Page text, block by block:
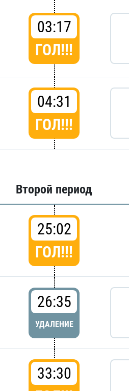
03:17
ГОЛ!!!
04:31
ГОЛ!!!
Второй период
25:02
ГОЛ!!!
26:35
УДАЛЕНИЕ
33:30